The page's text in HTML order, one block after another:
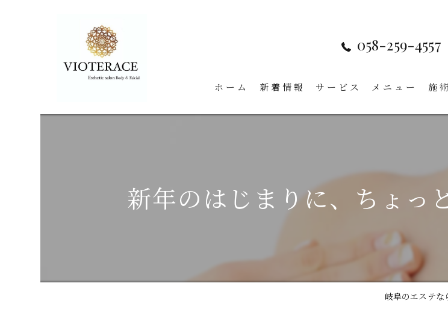
058-259-4557
ホーム 新着情報 サービス メニュー 施
新年のはじまりに、ちょっ
岐阜のエステ